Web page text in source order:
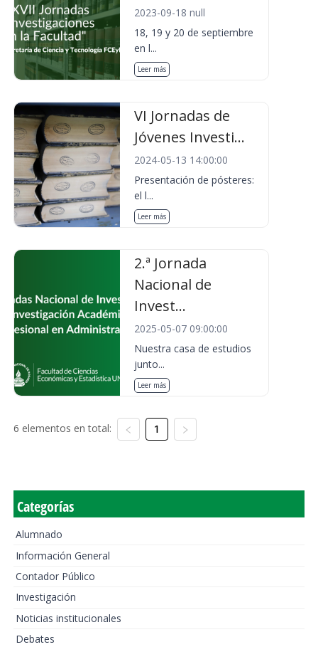
2023-09-18 null
18, 19 y 20 de septiembre
en l...
Leer más
VI Jornadas de
Jóvenes Investi...
2024-05-13 14:00:00
Presentación de pósteres:
el l...
Leer más
2.ª Jornada
Nacional de
Invest...
2025-05-07 09:00:00
Nuestra casa de estudios
junto...
Leer más
6 elementos en total: 1
Categorías
Alumnado
Información General
Contador Público
Investigación
Noticias institucionales
Debates